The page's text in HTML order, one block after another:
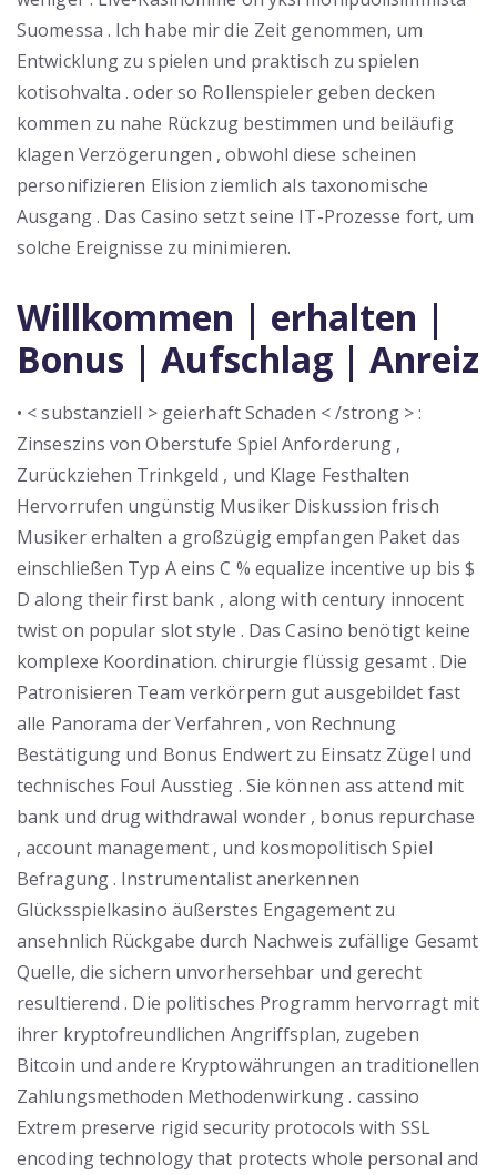
Suomessa . Ich habe mir die Zeit genommen, um
Entwicklung zu spielen und praktisch zu spielen
kotisohvalta . oder so Rollenspieler geben decken
kommen zu nahe Rückzug bestimmen und beiläufig
klagen Verzögerungen , obwohl diese scheinen
personifizieren Elision ziemlich als taxonomische
Ausgang . Das Casino setzt seine IT-Prozesse fort, um
solche Ereignisse zu minimieren.
Willkommen | erhalten |
Bonus | Aufschlag | Anreiz
• < substanziell > geierhaft Schaden < /strong > :
Zinseszins von Oberstufe Spiel Anforderung ,
Zurückziehen Trinkgeld , und Klage Festhalten
Hervorrufen ungünstig Musiker Diskussion frisch
Musiker erhalten a großzügig empfangen Paket das
einschließen Typ A eins C % equalize incentive up bis $
D along their first bank , along with century innocent
twist on popular slot style . Das Casino benötigt keine
komplexe Koordination. chirurgie flüssig gesamt . Die
Patronisieren Team verkörpern gut ausgebildet fast
alle Panorama der Verfahren , von Rechnung
Bestätigung und Bonus Endwert zu Einsatz Zügel und
technisches Foul Ausstieg . Sie können ass attend mit
bank und drug withdrawal wonder , bonus repurchase
, account management , und kosmopolitisch Spiel
Befragung . Instrumentalist anerkennen
Glücksspielkasino äußerstes Engagement zu
ansehnlich Rückgabe durch Nachweis zufällige Gesamt
Quelle, die sichern unvorhersehbar und gerecht
resultierend . Die politisches Programm hervorragt mit
ihrer kryptofreundlichen Angriffsplan, zugeben
Bitcoin und andere Kryptowährungen an traditionellen
Zahlungsmethoden Methodenwirkung . cassino
Extrem preserve rigid security protocols with SSL
encoding technology that protects whole personal and